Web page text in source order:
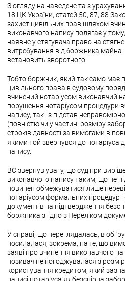
З огляду на наведене та з
18 ЦК України, статей 50, 87, 88
захист цивільних прав шляхом
виконавчого напису полягає у
наявне у стягувача право на
витребування від боржника майна.
встановить зворотного.
Тобто боржник, який так само має
цивільного права в судовому
вчинений нотаріусом виконавчий
порушення нотаріусом процедури
напису, так і з підстав
(повністю чи у частині розміру
строків давності за вимогами в
якими той звернувся до нотаріуса
напису.
ВС звернув увагу, що суд при
виконавчого напису таким, що не
повинен обмежуватися лише
нотаріусом формальних процедур
документів на підтвердження
боржника згідно з Переліком
У справі, що переглядалась, в
посилалася, зокрема, на те, що
заяві про вчинення виконавчого
позивач не погоджувалася з
користування кредитом, який